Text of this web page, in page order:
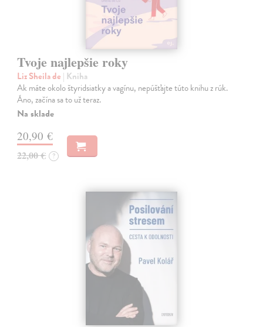
Tvoje najlepšie roky
Liz Sheila de | Kniha
Ak máte okolo štyridsiatky a vagínu, nepúšťajte túto knihu z rúk.
Áno, začína sa to už teraz.
Na sklade
20,90 €
22,00 € ?